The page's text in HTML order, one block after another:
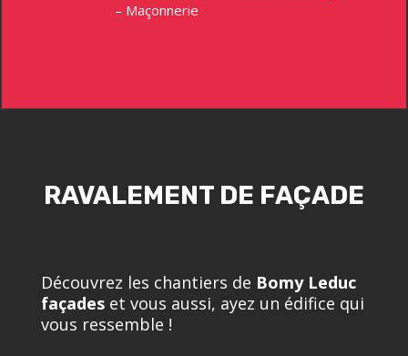
– Maçonnerie
RAVALEMENT DE FAÇADE
Découvrez les chantiers de Bomy Leduc
façadeset vous aussi, ayez un édifice qui
vous ressemble !